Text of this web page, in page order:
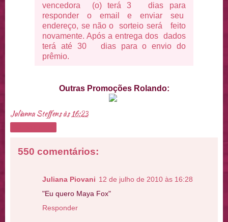
vencedora (o) terá 3 dias para
responder o email e enviar seu
endereço, se não o sorteio será feito
novamente. Após a entrega dos dados
terá até 30 dias para o envio do
prêmio.
Outras Promoções Rolando:
Julianna Steffensàs16:23
550 comentários:
Juliana Piovani 12 de julho de 2010 às 16:28
"Eu quero Maya Fox"
Responder